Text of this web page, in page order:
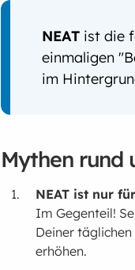
NEAT ist die
einmaligen
im
Mythen rund
NEAT ist nur
Im Gegenteil!
Deiner täglichen
erhöhen.